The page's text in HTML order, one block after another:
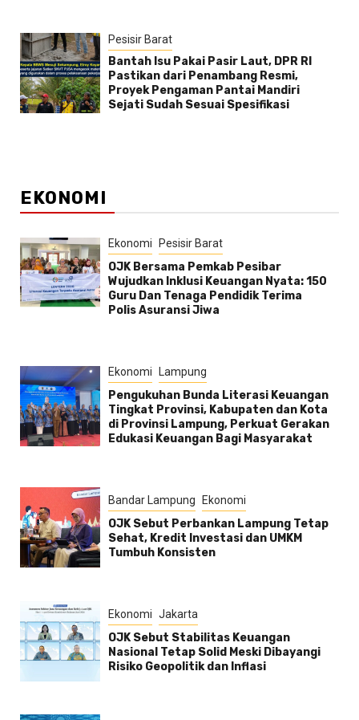
Pesisir Barat
Bantah Isu Pakai Pasir Laut, DPR RI
Pastikan dari Penambang Resmi,
Proyek Pengaman Pantai Mandiri
Sejati Sudah Sesuai Spesifikasi
EKONOMI
Ekonomi Pesisir Barat
OJK Bersama Pemkab Pesibar
Wujudkan Inklusi Keuangan Nyata: 150
Guru Dan Tenaga Pendidik Terima
Polis Asuransi Jiwa
Ekonomi Lampung
Pengukuhan Bunda Literasi Keuangan
Tingkat Provinsi, Kabupaten dan Kota
di Provinsi Lampung, Perkuat Gerakan
Edukasi Keuangan Bagi Masyarakat
Bandar Lampung Ekonomi
OJK Sebut Perbankan Lampung Tetap
Sehat, Kredit Investasi dan UMKM
Tumbuh Konsisten
Ekonomi Jakarta
OJK Sebut Stabilitas Keuangan
Nasional Tetap Solid Meski Dibayangi
Risiko Geopolitik dan Inflasi